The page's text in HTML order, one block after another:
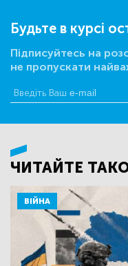
Будьте в курсі
Підписуйтесь на
не пропускати
ЧИТАЙТЕ
ВІЙНА